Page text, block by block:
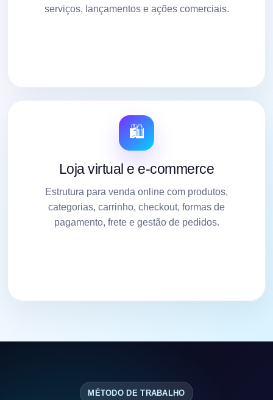
serviços, lançamentos e ações comerciais.
🛍️
Loja virtual e e-commerce
Estrutura para venda online com produtos,
categorias, carrinho, checkout, formas de
pagamento, frete e gestão de pedidos.
MÉTODO DE TRABALHO